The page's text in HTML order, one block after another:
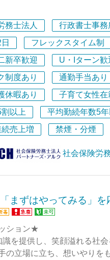
険手続き、勤怠、入退社
り、手入力ゼロで労務手続
の競争力そのものです。
は、事業と組織の拡大に伴
、社労士としての専門性を
だける方をお迎えしたいと
務で感じた課題が、そのま
にとどまらず、導入企業
えて、コーポレート全体を
険労務士事務所を開業して
忙しくも楽しく事務所運営
ラリ☆彡と輝る事務所を目
と一緒に成長しませんか。
つよみは…？よいお客様に
タッフさんだと思っていま
欲張っているようで（笑）
事をして頂くために…！と
だくことを目標にしている
と思われる方を支援したい
務士法人 行政書士事務
フレックスタイム制
新卒歓迎
U・Iターン歓
制度あり
通勤手当あり
休暇あり
子育て女性在
以上
平均勤続年数5
売上増
禁煙・分煙
社会保険労
まずはやってみる」
ション★
を提供し、笑顔溢れる社会
の立場に立ち、想いやりを